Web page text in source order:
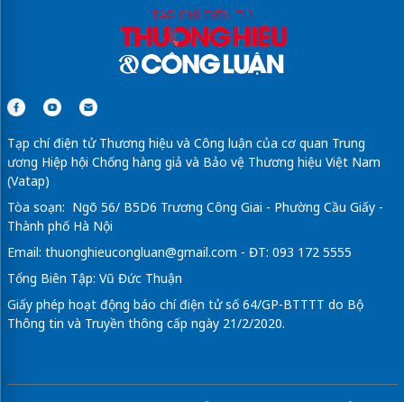
Tạp chí điện tử Thương hiệu và Công luận của cơ quan Trung
ương Hiệp hội Chống hàng giả và Bảo vệ Thương hiệu Việt Nam
(Vatap)
Tòa soạn: Ngõ 56/ B5D6 Trương Công Giai - Phường Cầu Giấy -
Thành phố Hà Nội
Email: thuonghieucongluan@gmail.com - ĐT: 093 172 5555
Tổng Biên Tập: Vũ Đức Thuận
Giấy phép hoạt động báo chí điện tử số 64/GP-BTTTT do Bộ
Thông tin và Truyền thông cấp ngày 21/2/2020.